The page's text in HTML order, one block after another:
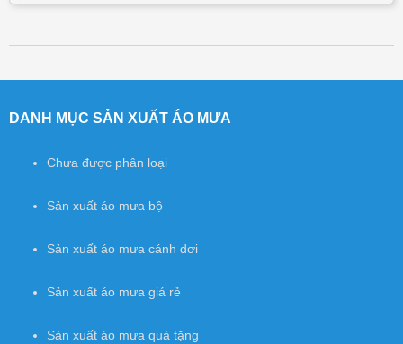
DANH MỤC SẢN XUẤT ÁO MƯA
Chưa được phân loại
Sản xuất áo mưa bộ
Sản xuất áo mưa cánh dơi
Sản xuất áo mưa giá rẻ
Sản xuất áo mưa quà tặng
Post navigation